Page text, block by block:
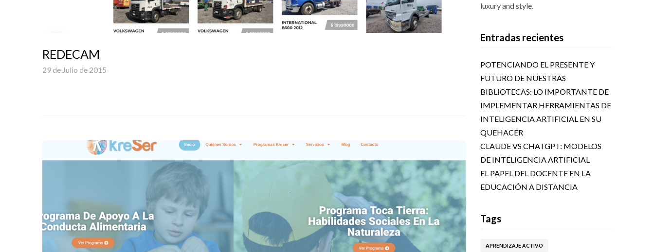
REDECAM
29 de Julio de 2015
luxury and style.
Entradas recientes
POTENCIANDO EL PRESENTE Y
FUTURO DE NUESTRAS
BIBLIOTECAS: LO IMPORTANTE DE
IMPLEMENTAR HERRAMIENTAS DE
INTELIGENCIA ARTIFICIAL EN SU
QUEHACER
CLAUDE VS CHATGPT: MODELOS
DE INTELIGENCIA ARTIFICIAL
EL PAPEL DEL DOCENTE EN LA
EDUCACIÓN A DISTANCIA
Tags
APRENDIZAJE ACTIVO